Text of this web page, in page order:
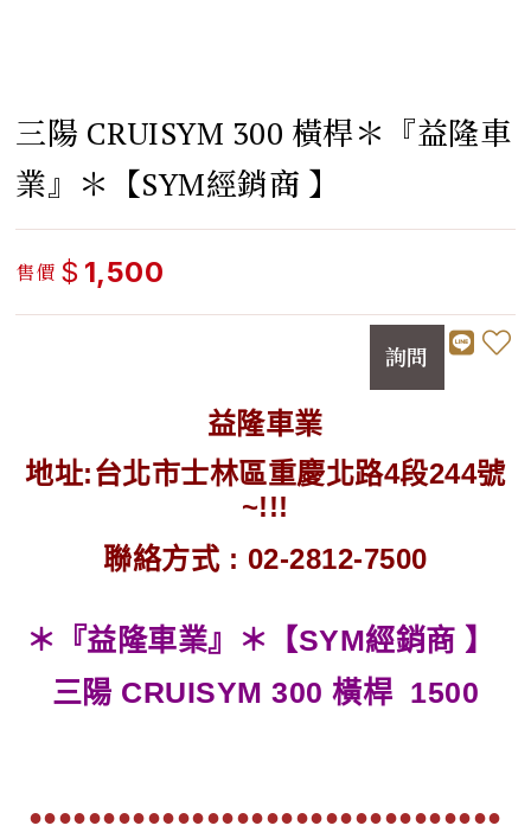
三陽 CRUISYM 300 橫桿＊『益隆車
業』＊【SYM經銷商 】
售價 $ 1,500
詢問
益隆車業
地址:台北市士林區重慶北路4段244號
~!!!
聯絡方式 : 02-2812-7500
＊『益隆車業』＊【SYM經銷商 】
三陽 CRUISYM 300 橫桿 1500
●●●●●●●●●●●●●●●●●●●●●●●●●●●●●●●●